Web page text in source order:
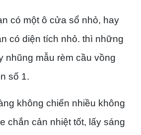
có một ô cửa sổ nhỏ, hay
có diện tích nhỏ. thì những
nhũng mẫu rèm cầu vồng
số 1.
không chiến nhiều không
chắn cản nhiệt tốt, lấy sáng